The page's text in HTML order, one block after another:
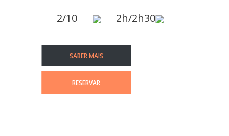
2/10 2h/2h30
SABER MAIS
RESERVAR